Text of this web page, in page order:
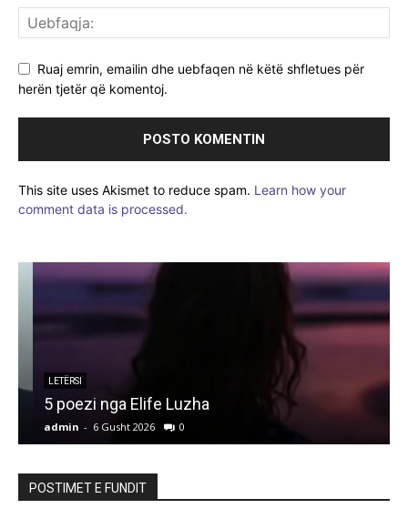
Ruaj emrin, emailin dhe uebfaqen në këtë shfletues për
herën tjetër që komentoj.
This site uses Akismet to reduce spam. Learn how your
comment data is processed.
LETËRSI
5 poezi nga Elife Luzha
admin - 6 Gusht 2026 0
POSTIMET E FUNDIT